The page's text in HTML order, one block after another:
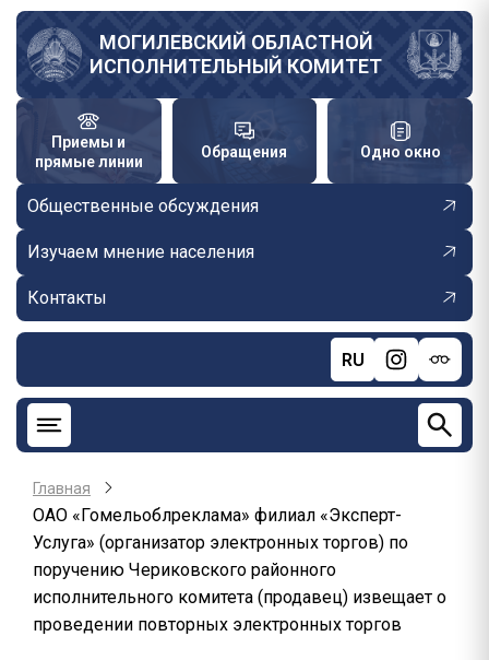
Перейти
основному
содержанию
МОГИЛЕВСКИЙ ОБЛАСТНОЙ
ИСПОЛНИТЕЛЬНЫЙ КОМИТЕТ
Приемы и
прямые линии
Обращения Одно окно
Общественные обсуждения
Изучаем мнение населения
Контакты
RU
Главная
ОАО «Гомельоблреклама» филиал «Эксперт-
Услуга» (организатор электронных торгов) по
поручению Чериковского районного
исполнительного комитета (продавец) извещает о
проведении повторных электронных торгов